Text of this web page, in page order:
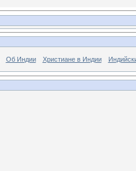
Об Индии Христиане в Индии